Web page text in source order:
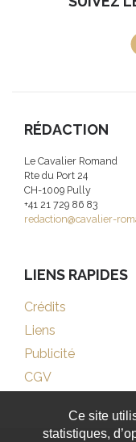
RÉDACTION
Le Cavalier Romand
Rte du Port 24
CH-1009 Pully
+41 21 729 86 83
redaction@cavalier-
LIENS RAPIDES
Crédits
Liens
Publicité
CGV
Ce site
statistiques,